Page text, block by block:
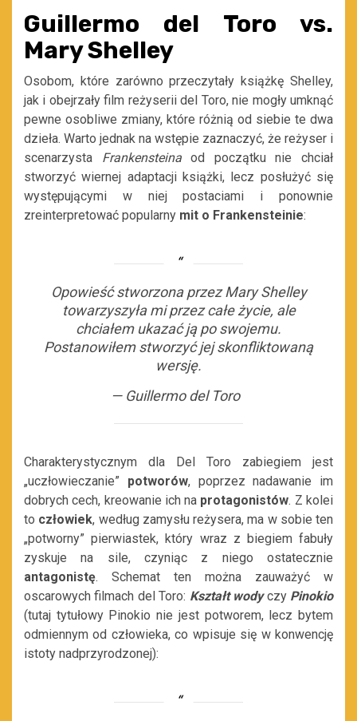
Guillermo del Toro vs.
Mary Shelley
Osobom, które zarówno przeczytały książkę Shelley,
jak i obejrzały film reżyserii del Toro, nie mogły umknąć
pewne osobliwe zmiany, które różnią od siebie te dwa
dzieła. Warto jednak na wstępie zaznaczyć, że reżyser i
scenarzysta Frankensteinaod początku nie chciał
stworzyć wiernej adaptacji książki, lecz posłużyć się
występującymi w niej postaciami i ponownie
zreinterpretować popularny mit o Frankensteinie:
Opowieść stworzona przez Mary Shelley
towarzyszyła mi przez całe życie, ale
chciałem ukazać ją po swojemu.
Postanowiłem stworzyć jej skonfliktowaną
wersję.
— Guillermo del Toro
Charakterystycznym dla Del Toro zabiegiem jest
„uczłowieczanie” potworów, poprzez nadawanie im
dobrych cech, kreowanie ich na protagonistów. Z kolei
to człowiek, według zamysłu reżysera, ma w sobie ten
„potworny” pierwiastek, który wraz z biegiem fabuły
zyskuje na sile, czyniąc z niego ostatecznie
antagonistę. Schemat ten można zauważyć w
oscarowych filmach del Toro: Kształt wodyczy Pinokio
(tutaj tytułowy Pinokio nie jest potworem, lecz bytem
odmiennym od człowieka, co wpisuje się w konwencję
istoty nadprzyrodzonej):